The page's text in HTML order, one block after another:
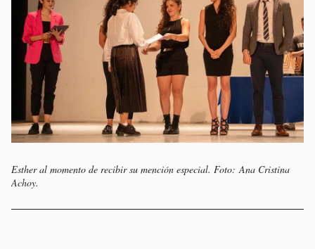
Esther al momento de recibir su mención especial. Foto: Ana Cristina
Achoy.